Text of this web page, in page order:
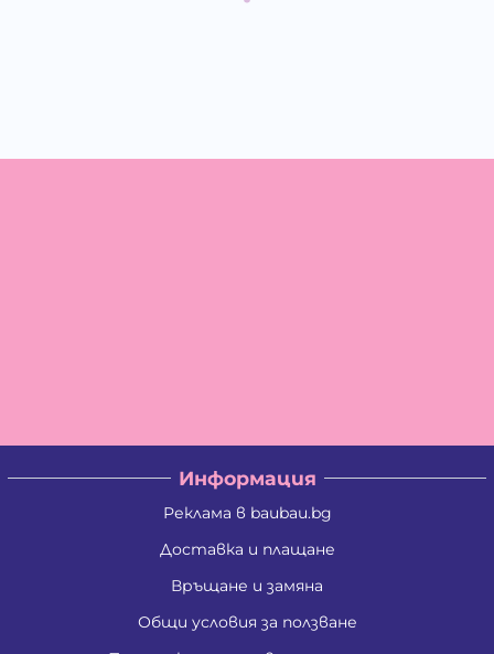
Информация
Реклама в baubau.bg
Доставка и плащане
Връщане и замяна
Общи условия за ползване